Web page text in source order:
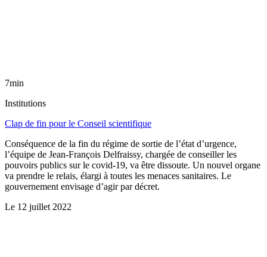
7min
Institutions
Clap de fin pour le Conseil scientifique
Conséquence de la fin du régime de sortie de l’état d’urgence,
l’équipe de Jean-François Delfraissy, chargée de conseiller les
pouvoirs publics sur le covid-19, va être dissoute. Un nouvel organe
va prendre le relais, élargi à toutes les menaces sanitaires. Le
gouvernement envisage d’agir par décret.
Le 12 juillet 2022